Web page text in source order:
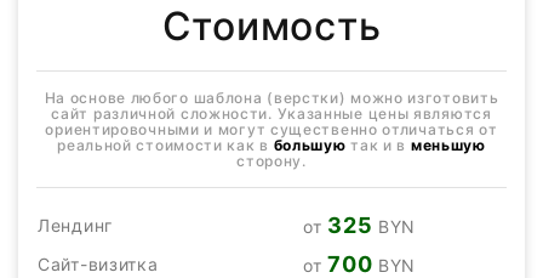
Стоимость
На основе любого шаблона (верстки) можно изготовить
сайт различной сложности. Указанные цены являются
ориентировочными и могут существенно отличаться от
реальной стоимости как в большую так и в меньшую
сторону.
Лендинг от 325 BYN
Сайт-визитка
от700 BYN